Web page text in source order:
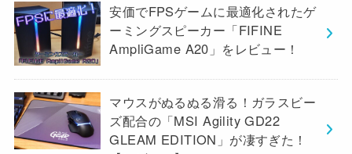
安価でFPSゲームに最適化されたゲ
ーミングスピーカー「FIFINE
AmpliGame A20」をレビュー！
マウスがぬるぬる滑る！ガラスビー
ズ配合の「MSI Agility GD22
GLEAM EDITION」が凄すぎた！